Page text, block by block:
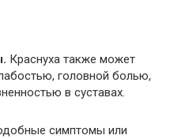
Краснуха также может
головной болью,
в суставах.
симптомы или